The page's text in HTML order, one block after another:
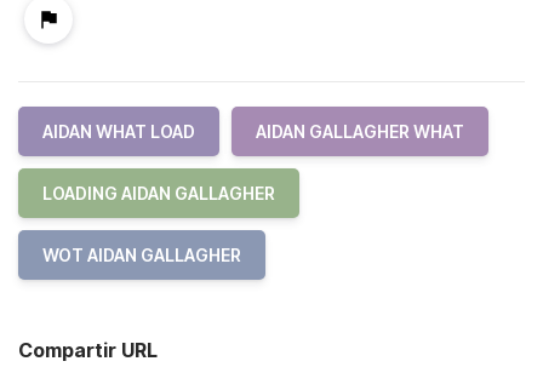
AIDAN WHAT LOAD AIDAN GALLAGHER WHAT
LOADING AIDAN GALLAGHER
WOT AIDAN GALLAGHER
Compartir URL